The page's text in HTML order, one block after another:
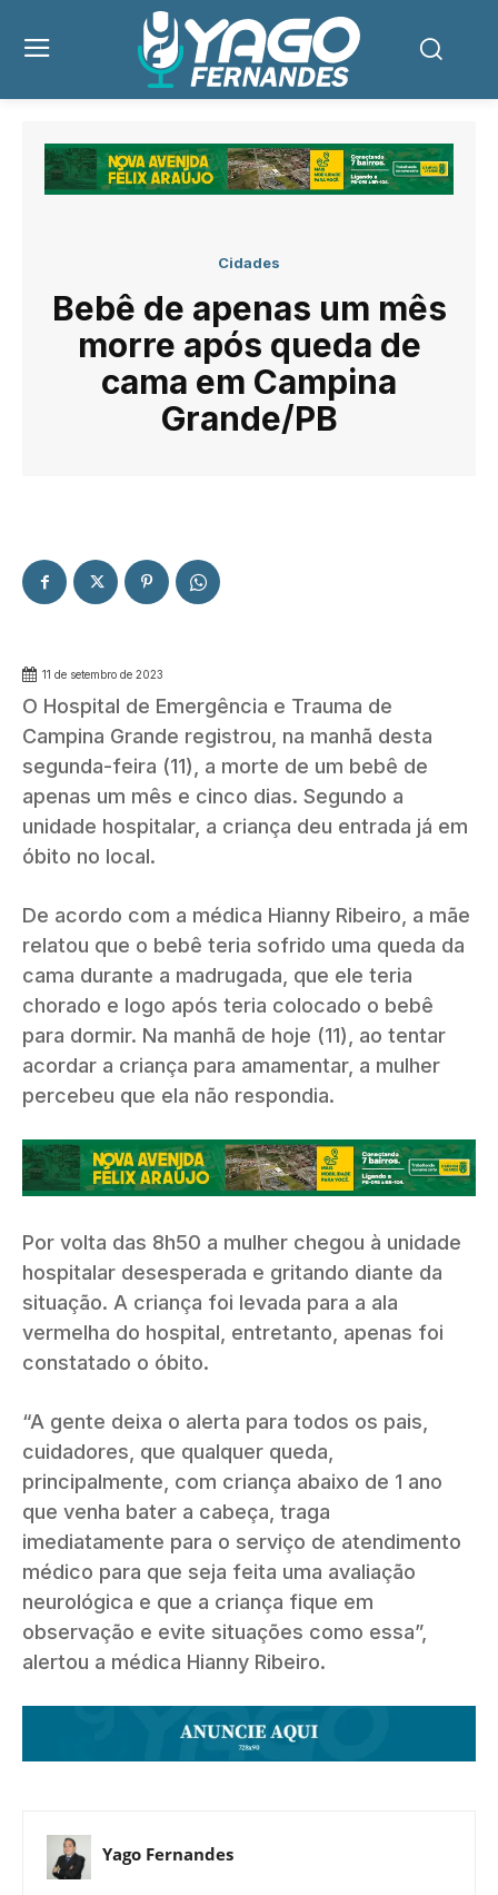
Cidades
Bebê de apenas um mês
morre após queda de
cama em Campina
Grande/PB
11 de setembro de 2023
O Hospital de Emergência e Trauma de
Campina Grande registrou, na manhã desta
segunda-feira (11), a morte de um bebê de
apenas um mês e cinco dias. Segundo a
unidade hospitalar, a criança deu entrada já em
óbito no local.
De acordo com a médica Hianny Ribeiro, a mãe
relatou que o bebê teria sofrido uma queda da
cama durante a madrugada, que ele teria
chorado e logo após teria colocado o bebê
para dormir. Na manhã de hoje (11), ao tentar
acordar a criança para amamentar, a mulher
percebeu que ela não respondia.
Por volta das 8h50 a mulher chegou à unidade
hospitalar desesperada e gritando diante da
situação. A criança foi levada para a ala
vermelha do hospital, entretanto, apenas foi
constatado o óbito.
“A gente deixa o alerta para todos os pais,
cuidadores, que qualquer queda,
principalmente, com criança abaixo de 1 ano
que venha bater a cabeça, traga
imediatamente para o serviço de atendimento
médico para que seja feita uma avaliação
neurológica e que a criança fique em
observação e evite situações como essa”,
alertou a médica Hianny Ribeiro.
Yago Fernandes